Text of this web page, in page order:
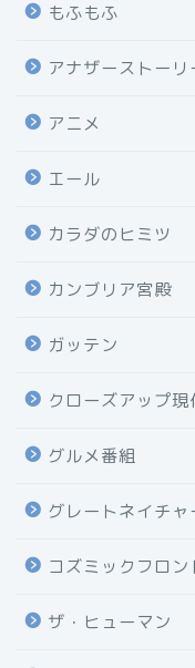
もふもふ
アナザーストーリ
アニメ
エール
カラダのヒミツ
カンブリア宮殿
ガッテン
クローズアップ現
グルメ番組
グレートネイチャ
コズミックフロン
ザ・ヒューマン